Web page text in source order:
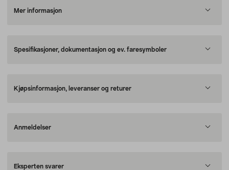
Mer informasjon
Spesifikasjoner, dokumentasjon og ev. faresymboler
Kjøpsinformasjon, leveranser og returer
Anmeldelser
Eksperten svarer